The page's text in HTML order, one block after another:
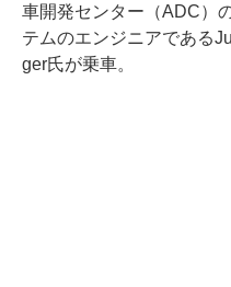
車開発センター（ADC）
テムのエンジニアである
ger氏が乗車。